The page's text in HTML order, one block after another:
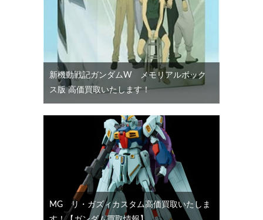
新機動戦記ガンダムW メモリアルボック
ス版 高価買取いたします！
MG リ・ガズィカスタム高価買取いたしま